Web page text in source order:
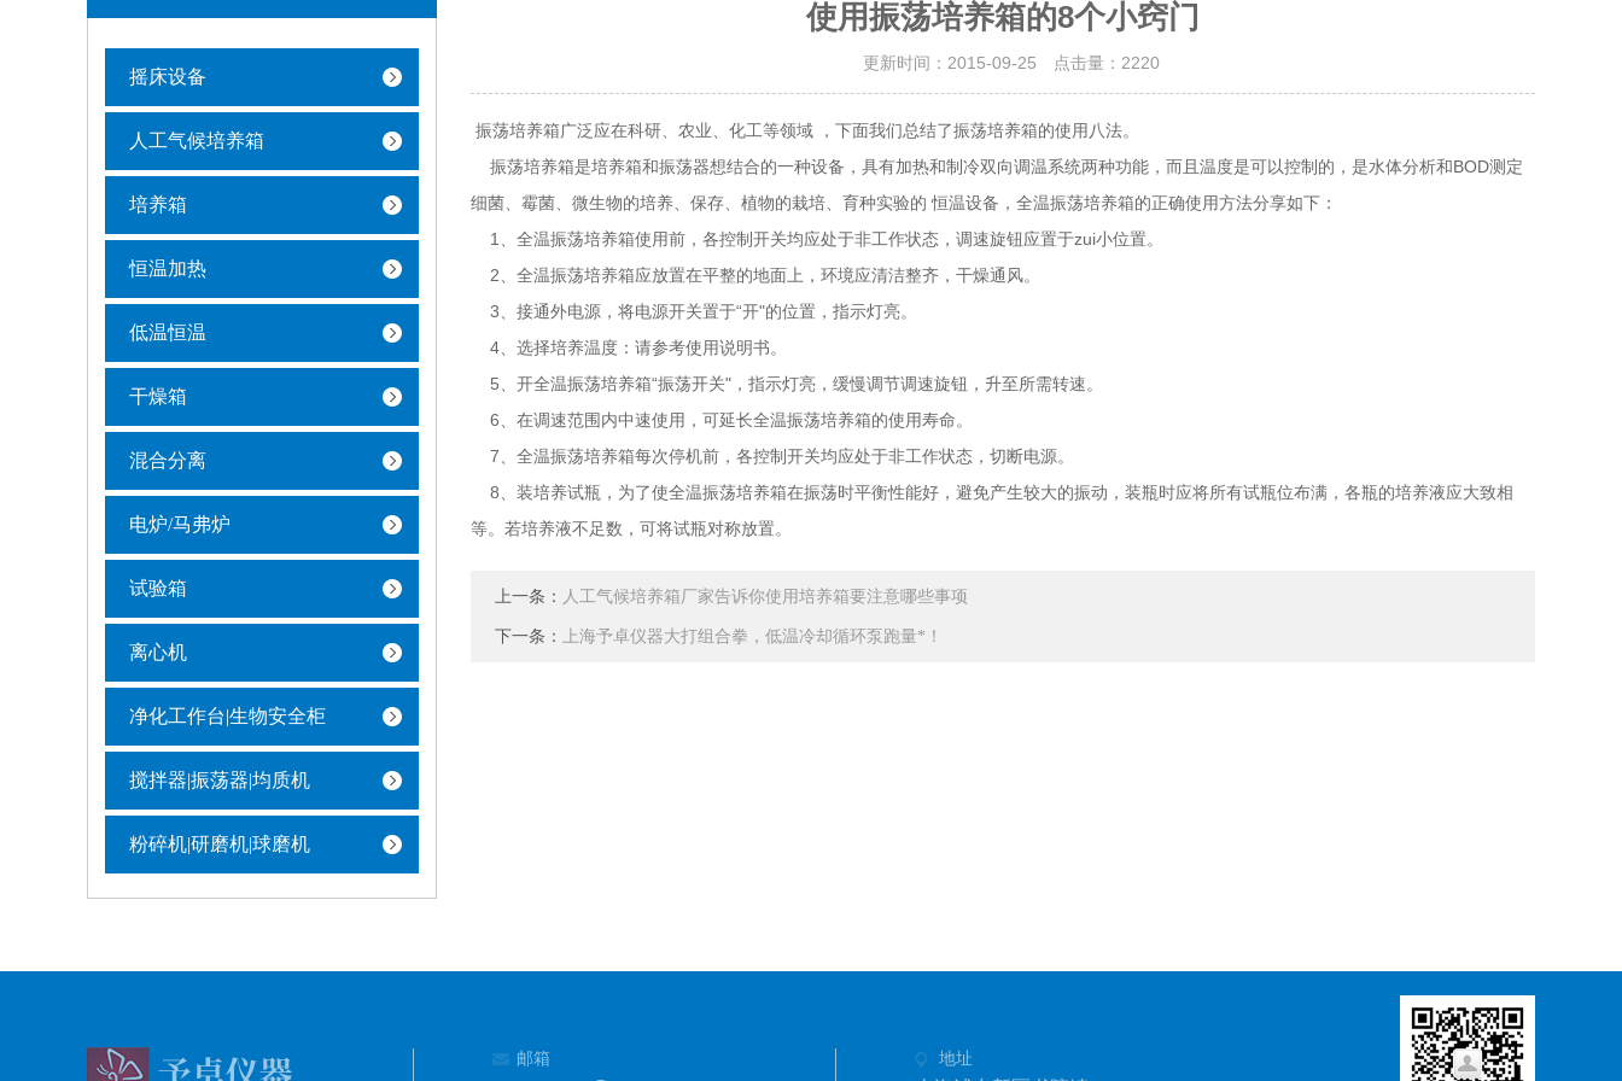
摇床设备
人工气候培养箱
培养箱
恒温加热
低温恒温
干燥箱
混合分离
电炉/马弗炉
试验箱
离心机
净化工作台|生物安全柜
搅拌器|振荡器|均质机
粉碎机|研磨机|球磨机
使用振荡培养箱的8个小窍门
更新时间：2015-09-25 点击量： 2220
振荡培养箱广泛应在科研、农业、化工等领域 ，下面我们总结了振荡培养箱的使用八法。
振荡培养箱是培养箱和振荡器想结合的一种设备，具有加热和制冷双向调温系统两种功能，而且温度是可以控制的，是水体分析和BOD测定
细菌、霉菌、微生物的培养、保存、植物的栽培、育种实验的 恒温设备，全温振荡培养箱的正确使用方法分享如下：
1、全温振荡培养箱使用前，各控制开关均应处于非工作状态，调速旋钮应置于zui小位置。
2、全温振荡培养箱应放置在平整的地面上，环境应清洁整齐，干燥通风。
3、接通外电源，将电源开关置于“开"的位置，指示灯亮。
4、选择培养温度：请参考使用说明书。
5、开全温振荡培养箱“振荡开关"，指示灯亮，缓慢调节调速旋钮，升至所需转速。
6、在调速范围内中速使用，可延长全温振荡培养箱的使用寿命。
7、全温振荡培养箱每次停机前，各控制开关均应处于非工作状态，切断电源。
8、装培养试瓶，为了使全温振荡培养箱在振荡时平衡性能好，避免产生较大的振动，装瓶时应将所有试瓶位布满，各瓶的培养液应大致相
等。若培养液不足数，可将试瓶对称放置。
上一条： 人工气候培养箱厂家告诉你使用培养箱要注意哪些事项
下一条： 上海予卓仪器大打组合拳，低温冷却循环泵跑量*！
邮箱 地址